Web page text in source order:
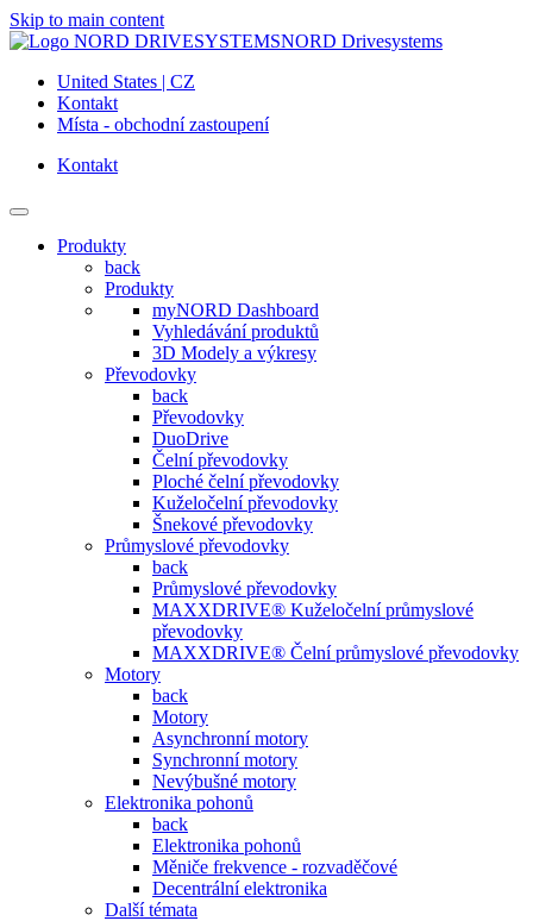
Skip to main content
NORD Drivesystems
United States | CZ
Kontakt
Místa - obchodní zastoupení
Kontakt
Produkty
back
Produkty
myNORD Dashboard
Vyhledávání produktů
3D Modely a výkresy
Převodovky
back
Převodovky
DuoDrive
Čelní převodovky
Ploché čelní převodovky
Kuželočelní převodovky
Šnekové převodovky
Průmyslové převodovky
back
Průmyslové převodovky
MAXXDRIVE® Kuželočelní průmyslové
převodovky
MAXXDRIVE® Čelní průmyslové převodovky
Motory
back
Motory
Asynchronní motory
Synchronní motory
Nevýbušné motory
Elektronika pohonů
back
Elektronika pohonů
Měniče frekvence - rozvaděčové
Decentrální elektronika
Další témata